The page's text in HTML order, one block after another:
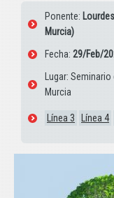
Ponente:
Murcia)
Fecha: 29/Feb/
Lugar:
Murcia
Línea 3 Línea 4